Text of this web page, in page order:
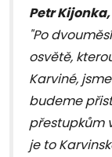
Petr
"Po
osvětě,
Karviné,
budeme
přestupkům
je to